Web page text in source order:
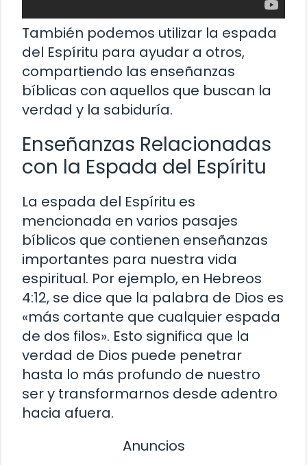
También podemos utilizar la espada
del Espíritu para ayudar a otros,
compartiendo las enseñanzas
bíblicas con aquellos que buscan la
verdad y la sabiduría.
Enseñanzas Relacionadas
con la Espada del Espíritu
La espada del Espíritu es
mencionada en varios pasajes
bíblicos que contienen enseñanzas
importantes para nuestra vida
espiritual. Por ejemplo, en Hebreos
4:12, se dice que la palabra de Dios es
«más cortante que cualquier espada
de dos filos». Esto significa que la
verdad de Dios puede penetrar
hasta lo más profundo de nuestro
ser y transformarnos desde adentro
hacia afuera.
Anuncios